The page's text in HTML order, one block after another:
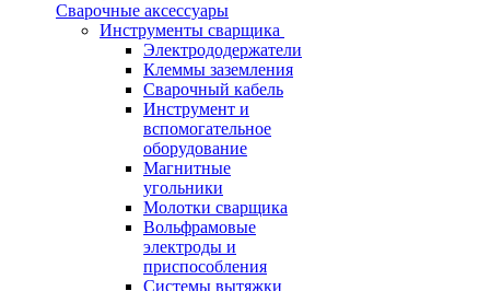
Сварочные аксессуары
Инструменты сварщика
Электрододержатели
Клеммы заземления
Сварочный кабель
Инструмент и
вспомогательное
оборудование
Магнитные
угольники
Молотки сварщика
Вольфрамовые
электроды и
приспособления
Системы вытяжки